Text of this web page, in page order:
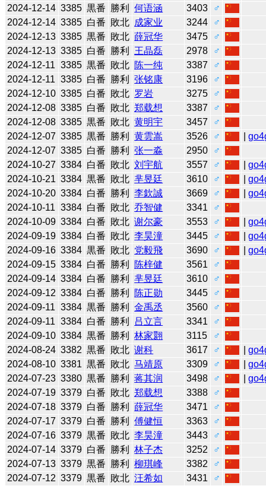
2024-12-14 3385 黒番 勝利 何语涵 3403
♂
2024-12-14 3385 白番 敗北 成家业 3244
♂
2024-12-13 3385 黒番 敗北 薛冠华 3475
♂
2024-12-13 3385 白番 勝利 王晶磊 2978
♂
2024-12-11 3385 黒番 敗北 陈一纯 3387
♂
2024-12-11 3385 白番 勝利 张铭康 3196
♂
2024-12-10 3385 白番 敗北 罗岩 3275
♂
2024-12-08 3385 白番 敗北 郑载想 3387
♂
2024-12-08 3385 黒番 敗北 黄明宇 3457
♂
2024-12-07 3385 黒番 勝利 黄雲嵩 3526 ♂ |
2024-12-07 3385 白番 勝利 张一淼 2950
♂
2024-10-27 3384 白番 敗北 刘宇航 3557 ♂ |
2024-10-21 3384 黒番 敗北 芈昱廷 3610 ♂ |
2024-10-20 3384 白番 勝利 李欽誠 3669 ♂ |
2024-10-11 3384 白番 敗北 乔智健 3341
♂
2024-10-09 3384 白番 敗北 谢尔豪 3553 ♂ |
2024-09-19 3384 白番 敗北 李昊潼 3445 ♂ |
2024-09-16 3384 黒番 敗北 党毅飛 3690 ♂ |
2024-09-15 3384 白番 勝利 陈梓健 3561
♂
2024-09-14 3384 白番 勝利 芈昱廷 3610
♂
2024-09-12 3384 白番 勝利 陈正勋 3445
♂
2024-09-11 3384 黒番 勝利 金禹丞 3560
♂
2024-09-11 3384 白番 勝利 吕立言 3341
♂
2024-09-10 3384 黒番 勝利 林家翾 3115
♂
2024-08-24 3382 黒番 敗北 谢科 3617 ♂ |
2024-08-10 3381 黒番 敗北 马靖原 3309 ♂ |
2024-07-23 3380 黒番 勝利 蒋其润 3498 ♂ |
2024-07-19 3379 白番 敗北 郑载想 3388
♂
2024-07-18 3379 白番 勝利 薛冠华 3471
♂
2024-07-17 3379 白番 勝利 傅健恒 3363
♂
2024-07-16 3379 黒番 敗北 李昊潼 3443
♂
2024-07-14 3379 白番 勝利 林子杰 3252
♂
2024-07-13 3379 黒番 勝利 柳琪峰 3382
♂
2024-07-12 3379 黒番 敗北 汪希如 3431
♂